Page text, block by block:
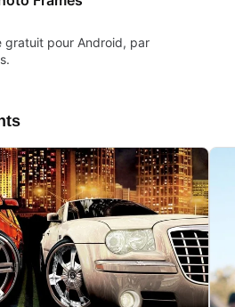
gratuit pour Android, par